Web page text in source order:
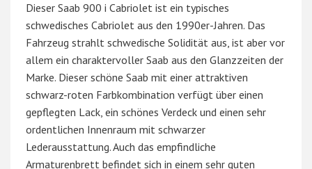
Dieser Saab 900 i Cabriolet ist ein typisches
schwedisches Cabriolet aus den 1990er-Jahren. Das
Fahrzeug strahlt schwedische Solidität aus, ist aber vor
allem ein charaktervoller Saab aus den Glanzzeiten der
Marke. Dieser schöne Saab mit einer attraktiven
schwarz-roten Farbkombination verfügt über einen
gepflegten Lack, ein schönes Verdeck und einen sehr
ordentlichen Innenraum mit schwarzer
Lederausstattung. Auch das empfindliche
Armaturenbrett befindet sich in einem sehr guten